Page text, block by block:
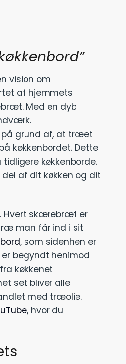
vision om
af hjemmets
Med en dyb
på grund af, at træet
køkkenbordet. Dette
køkkenborde.
af dit køkken og dit
Hvert skærebræt er
man får ind i sit
, som sidenhen er
begyndt henimod
køkkenet
set bliver alle
med træolie.
, hvor du